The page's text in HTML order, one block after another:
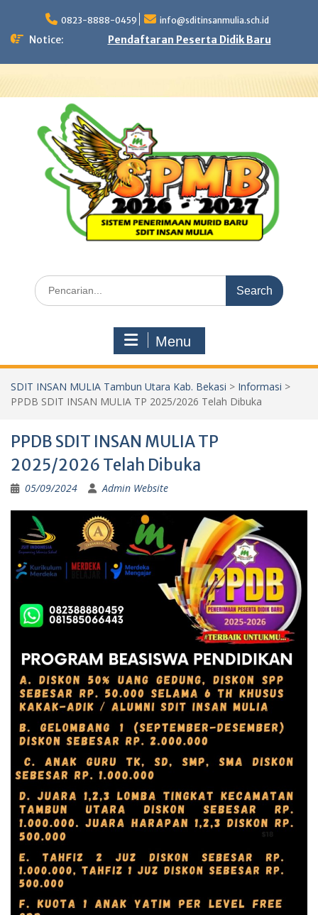
content
0823-8888-0459 info@sditinsanmulia.sch.id
Notice: Pendaftaran Peserta Didik Baru
Search
for:
Menu
SDIT INSAN MULIA Tambun Utara Kab. Bekasi > Informasi >
PPDB SDIT INSAN MULIA TP 2025/2026 Telah Dibuka
PPDB SDIT INSAN MULIA TP
2025/2026 Telah Dibuka
05/09/2024 Admin Website